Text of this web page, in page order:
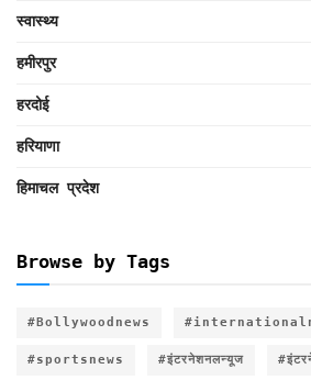
स्वास्थ्य
हमीरपुर
हरदोई
हरियाणा
हिमाचल प्रदेश
Browse by Tags
#Bollywoodnews
#sportsnews #इंटरनेशनलन्यूज